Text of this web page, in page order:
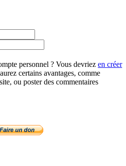
personnel ? Vous devriez en créer
certains avantages, comme
ou poster des commentaires